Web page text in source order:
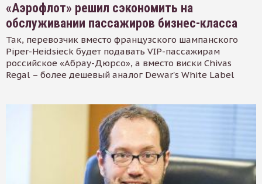
«Аэрофлот» решил сэкономить на
обслуживании пассажиров бизнес-класса
Так, перевозчик вместо французского шампанского
Piper-Heidsieck будет подавать VIP-пассажирам
российское «Абрау-Дюрсо», а вместо виски Chivas
Regal – более дешевый аналог Dewar's White Label